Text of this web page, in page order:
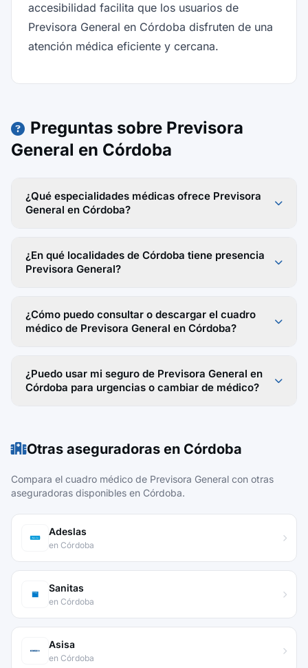
accesibilidad facilita que los usuarios de
Previsora General en Córdoba disfruten de una
atención médica eficiente y cercana.
Preguntas sobre Previsora
General en Córdoba
¿Qué especialidades médicas ofrece Previsora
General en Córdoba?
¿En qué localidades de Córdoba tiene presencia
Previsora General?
¿Cómo puedo consultar o descargar el cuadro
médico de Previsora General en Córdoba?
¿Puedo usar mi seguro de Previsora General en
Córdoba para urgencias o cambiar de médico?
Otras aseguradoras en Córdoba
Compara el cuadro médico de Previsora General con otras
aseguradoras disponibles en Córdoba.
Adeslas
en Córdoba
Sanitas
en Córdoba
Asisa
en Córdoba